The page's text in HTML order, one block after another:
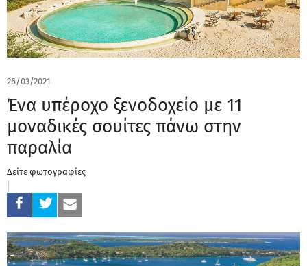
26/03/2021
Ένα υπέροχο ξενοδοχείο με 11
μοναδικές σουίτες πάνω στην
παραλία
Δείτε φωτογραφίες